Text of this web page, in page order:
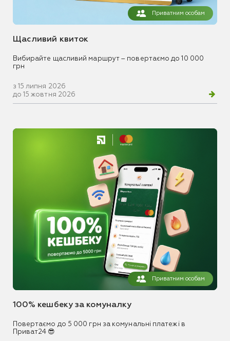
Приватним особам
Щасливий квиток
Вибирайте щасливий маршрут – повертаємо до 10 000
грн
з 15 липня 2026
до 15 жовтня 2026
Приватним особам
100% кешбеку за комуналку
Повертаємо до 5 000 грн за комунальні платежі в
Приват24 😎